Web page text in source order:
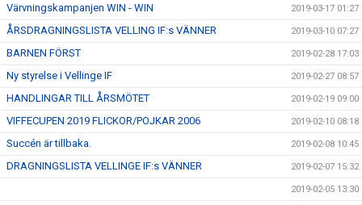
Värvningskampanjen WIN - WIN 2019-03-17 01:27
ÅRSDRAGNINGSLISTA VELLING IF:s VÄNNER 2019-03-10 07:27
BARNEN FÖRST 2019-02-28 17:03
Ny styrelse i Vellinge IF 2019-02-27 08:57
HANDLINGAR TILL ÅRSMÖTET 2019-02-19 09:00
VIFFECUPEN 2019 FLICKOR/POJKAR 2006 2019-02-10 08:18
Succén är tillbaka. 2019-02-08 10:45
DRAGNINGSLISTA VELLINGE IF:s VÄNNER 2019-02-07 15:32
2019-02-05 13:30